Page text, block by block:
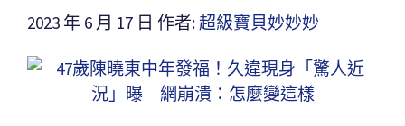
2023 年 6 月 17 日 作者: 超級寶貝妙妙妙